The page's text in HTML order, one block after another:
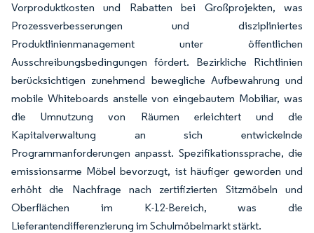
Vorproduktkosten und Rabatten bei Großprojekten, was
Prozessverbesserungen und diszipliniertes
Produktlinienmanagement unter öffentlichen
Ausschreibungsbedingungen fördert. Bezirkliche Richtlinien
berücksichtigen zunehmend bewegliche Aufbewahrung und
mobile Whiteboards anstelle von eingebautem Mobiliar, was
die Umnutzung von Räumen erleichtert und die
Kapitalverwaltung an sich entwickelnde
Programmanforderungen anpasst. Spezifikationssprache, die
emissionsarme Möbel bevorzugt, ist häufiger geworden und
erhöht die Nachfrage nach zertifizierten Sitzmöbeln und
Oberflächen im K-12-Bereich, was die
Lieferantendifferenzierung im Schulmöbelmarkt stärkt.